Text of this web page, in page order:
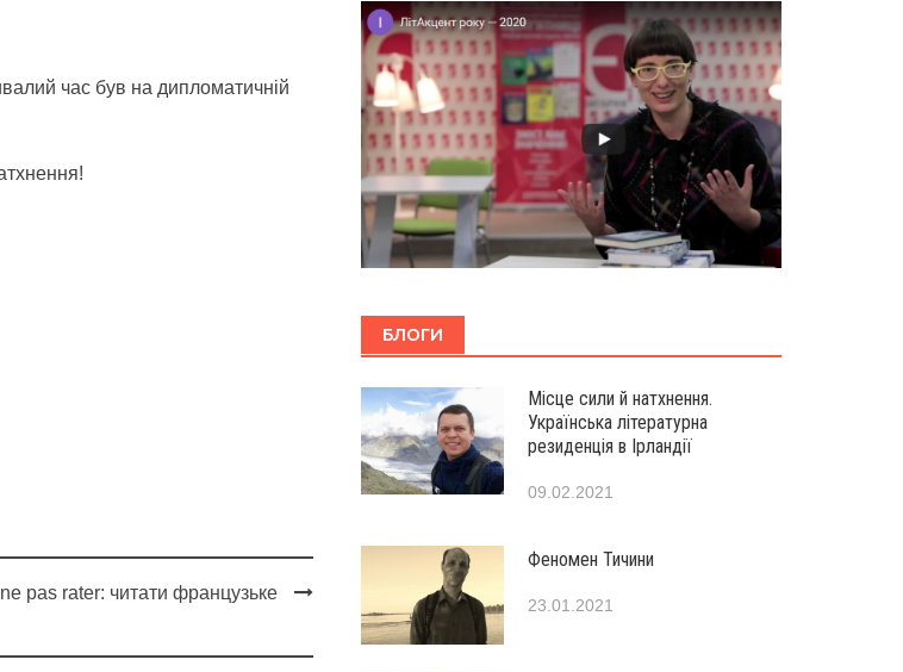
час був на дипломатичній
pas rater: читати французьке
БЛОГИ
Місце сили й натхнення.
Українська літературна
резиденція в Ірландії
09.02.2021
Феномен Тичини
23.01.2021